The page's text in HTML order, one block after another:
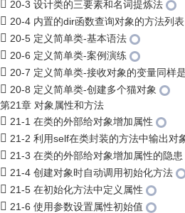
20-3 设计类的三要素和名词提炼法
20-4 内置的dir函数查询对象的方法列表
20-5 定义简单类-基本语法
20-6 定义简单类-案例演练
20-7 定义简单类-接收对象的变量同样
20-8 定义简单类-创建多个猫对象
第21章 对象属性和方法
21-1 在类的外部给对象增加属性
21-2 利用self在类封装的方法中输出对
21-3 在类的外部给对象增加属性的隐患
21-4 创建对象时自动调用初始化方法
21-5 在初始化方法中定义属性
21-6 使用参数设置属性初始值